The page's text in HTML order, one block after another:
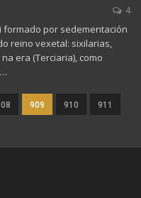
4
formado por sedementación
reino vexetal: sixilarias,
era (Terciaria), como
909 910 911